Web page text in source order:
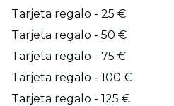
Tarjeta regalo - 25 €
Tarjeta regalo - 50 €
Tarjeta regalo - 75 €
Tarjeta regalo - 100 €
Tarjeta regalo - 125 €